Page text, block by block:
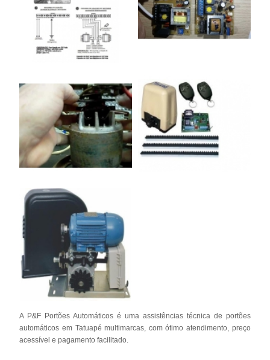
A P&F Portões Automáticos é uma assistências técnica de portões
automáticos em Tatuapé multimarcas, com ótimo atendimento, preço
acessível e pagamento facilitado.